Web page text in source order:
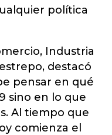
política
Industria
destacó
pensar en qué
sino en lo que
Al tiempo que
comienza el